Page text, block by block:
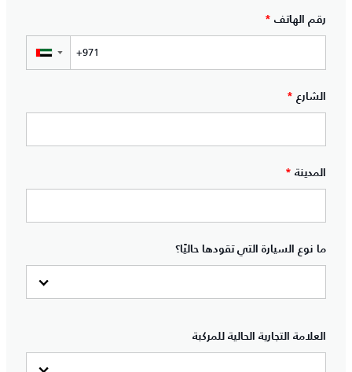
رقم الهاتف *
▼
الشارع *
المدينة *
ما نوع السيارة التي تقودها حاليًا؟
العلامة التجارية الحالية للمركبة